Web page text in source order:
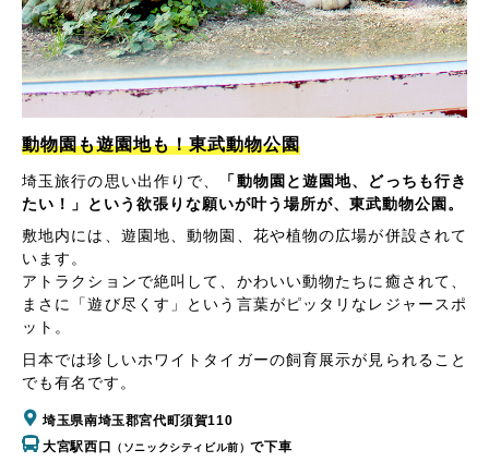
動物園も遊園地も！東武動物公園
埼玉旅行の思い出作りで、
「動物園と遊園地、どっちも行き
たい！」という欲張りな願いが叶う場所が、東武動物公園。
敷地内には、遊園地、動物園、花や植物の広場が併設されて
います。
アトラクションで絶叫して、かわいい動物たちに癒されて、
まさに「遊び尽くす」という言葉がピッタリなレジャースポ
ット。
日本では珍しいホワイトタイガーの飼育展示が見られること
でも有名です。
埼玉県南埼玉郡宮代町須賀110
大宮駅西口
（ソニックシティビル前）で下車